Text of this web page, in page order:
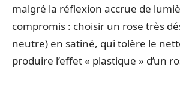
malgré la réflexion accrue de
compromis : choisir un rose très
neutre) en satiné, qui tolère le
produire l’effet « plastique » d’un